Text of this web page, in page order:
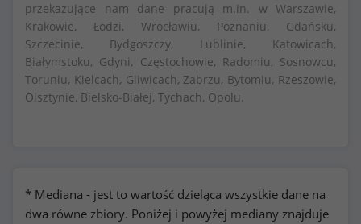
przekazujące nam dane pracują m.in. w Warszawie,
Krakowie, Łodzi, Wrocławiu, Poznaniu, Gdańsku,
Szczecinie, Bydgoszczy, Lublinie, Katowicach,
Białymstoku, Gdyni, Częstochowie, Radomiu, Sosnowcu,
Toruniu, Kielcach, Gliwicach, Zabrzu, Bytomiu, Rzeszowie,
Olsztynie, Bielsko-Białej, Tychach, Opolu.
* Mediana - jest to wartość dzieląca wszystkie dane na
dwa równe zbiory. Poniżej i powyżej mediany znajduje